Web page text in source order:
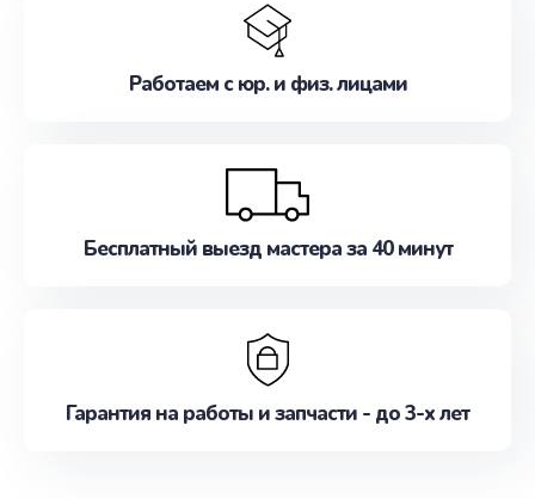
Работаем с юр. и физ. лицами
Бесплатный выезд мастера за 40 минут
Гарантия на работы и запчасти - до 3-х лет